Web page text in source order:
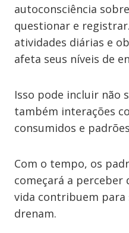
autoconsciência
questionar e
atividades diárias e
afeta seus níveis de
Isso pode incluir não
também interações
consumidos e
Com o tempo, os
começará a perceber
vida contribuem para
drenam.